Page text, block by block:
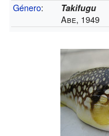
Género: Takifugu
Abe, 1949